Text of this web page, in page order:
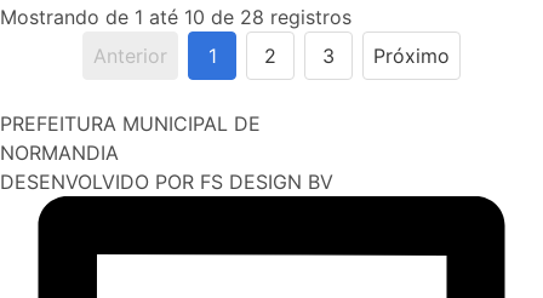
Mostrando de 1 até 10 de 28 registros
Anterior
1 2 3 Próximo
PREFEITURA MUNICIPAL DE
NORMANDIA
DESENVOLVIDO POR FS DESIGN BV